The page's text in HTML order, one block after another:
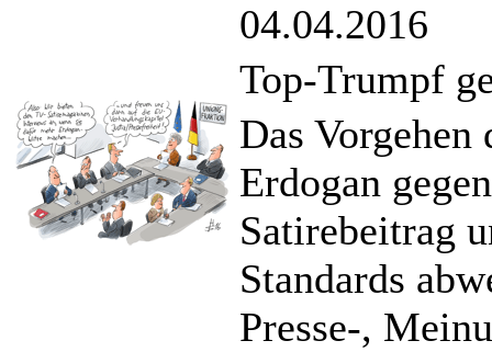
04.04.2016
Top-Trumpf
Das Vorgehen
Erdogan
Satirebeitrag
Standards
Presse-,